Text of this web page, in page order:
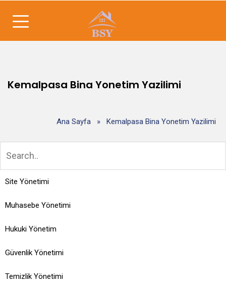
Kemalpasa Bina Yonetim Yazilimi
Ana Sayfa » Kemalpasa Bina Yonetim Yazilimi
Site Yönetimi
Muhasebe Yönetimi
Hukuki Yönetim
Güvenlik Yönetimi
Temizlik Yönetimi